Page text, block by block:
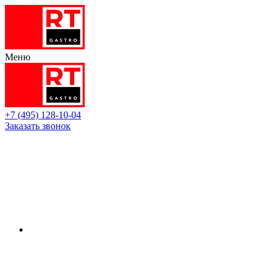
Меню
+7 (495) 128-10-04
Заказать звонок